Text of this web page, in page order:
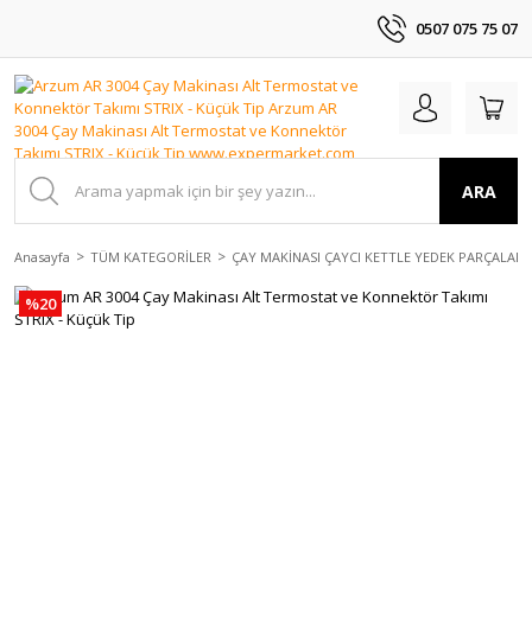
0507 075 75 07
ARA
Anasayfa TÜM KATEGORİLER ÇAY MAKİNASI ÇAYCI KETTLE YEDEK PARÇALAR
%20